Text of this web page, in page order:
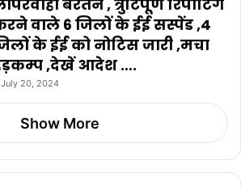
बरतने , त्रुटिपूर्ण रिपोर्टिंग
वाले 6 जिलों के ईई सस्पेंड ,4
के ईई को नोटिस जारी ,मचा
,देखें आदेश ….
July 20, 2024
Show More